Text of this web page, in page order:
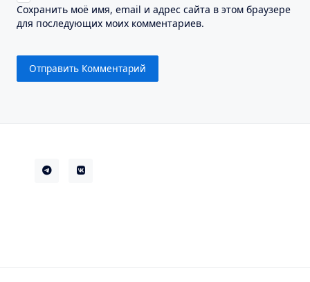
Сохранить моё имя, email и адрес сайта в этом браузере
для последующих моих комментариев.